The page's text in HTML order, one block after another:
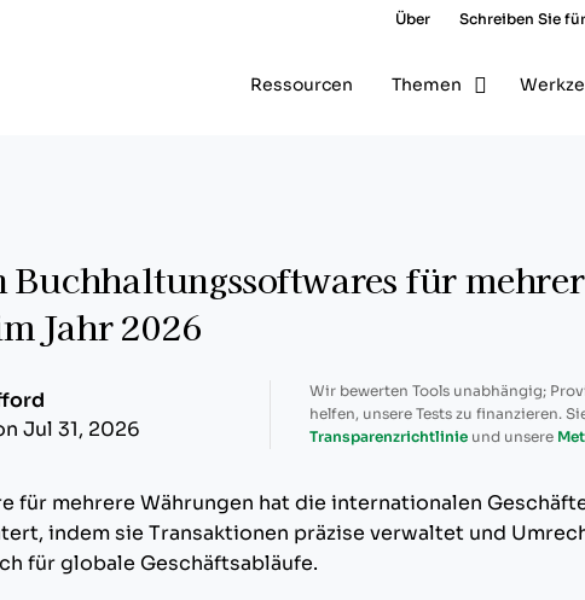
Über Schreiben Sie
Ressourcen Themen
Buchhaltungssoftwares für
Jahr 2026
Jul 31, 2026
Wir bewerten Tools unabhängig;
helfen, unsere Tests zu finanzieren.
Transparenzrichtlinieund unsere
für mehrere Währungen hat die internationalen
indem sie Transaktionen präzise verwaltet und
für globale Geschäftsabläufe.